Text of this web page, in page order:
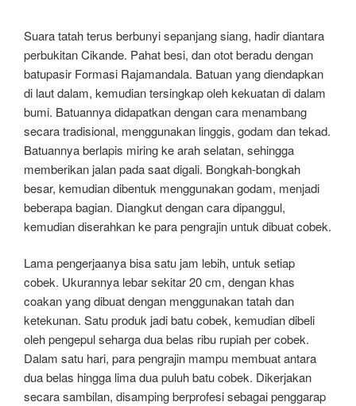
Suara tatah terus berbunyi sepanjang siang, hadir diantara
perbukitan Cikande. Pahat besi, dan otot beradu dengan
batupasir Formasi Rajamandala. Batuan yang diendapkan
di laut dalam, kemudian tersingkap oleh kekuatan di dalam
bumi. Batuannya didapatkan dengan cara menambang
secara tradisional, menggunakan linggis, godam dan tekad.
Batuannya berlapis miring ke arah selatan, sehingga
memberikan jalan pada saat digali. Bongkah-bongkah
besar, kemudian dibentuk menggunakan godam, menjadi
beberapa bagian. Diangkut dengan cara dipanggul,
kemudian diserahkan ke para pengrajin untuk dibuat cobek.
Lama pengerjaanya bisa satu jam lebih, untuk setiap
cobek. Ukurannya lebar sekitar 20 cm, dengan khas
coakan yang dibuat dengan menggunakan tatah dan
ketekunan. Satu produk jadi batu cobek, kemudian dibeli
oleh pengepul seharga dua belas ribu rupiah per cobek.
Dalam satu hari, para pengrajin mampu membuat antara
dua belas hingga lima dua puluh batu cobek. Dikerjakan
secara sambilan, disamping berprofesi sebagai penggarap